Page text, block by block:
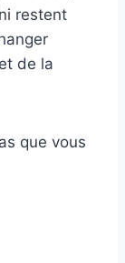
restent
de la
que vous